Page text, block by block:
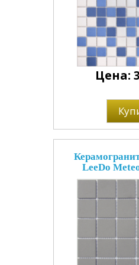
Цена:
LeeDo